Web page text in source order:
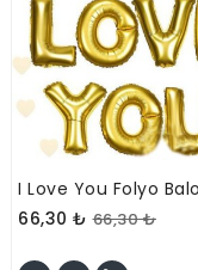
66,30 ₺ 66,30 ₺